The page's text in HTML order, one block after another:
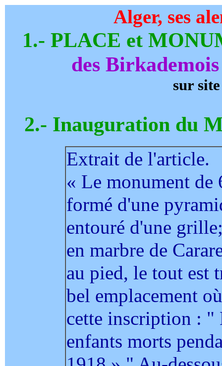
Alger, ses
1.- PLACE et
des
sur
2.- Inauguration du
Extrait de l'article.
« Le monument de
formé d'une
entouré d'une
en marbre de
au pied, le tout est
bel emplacement
cette inscription : "
enfants morts